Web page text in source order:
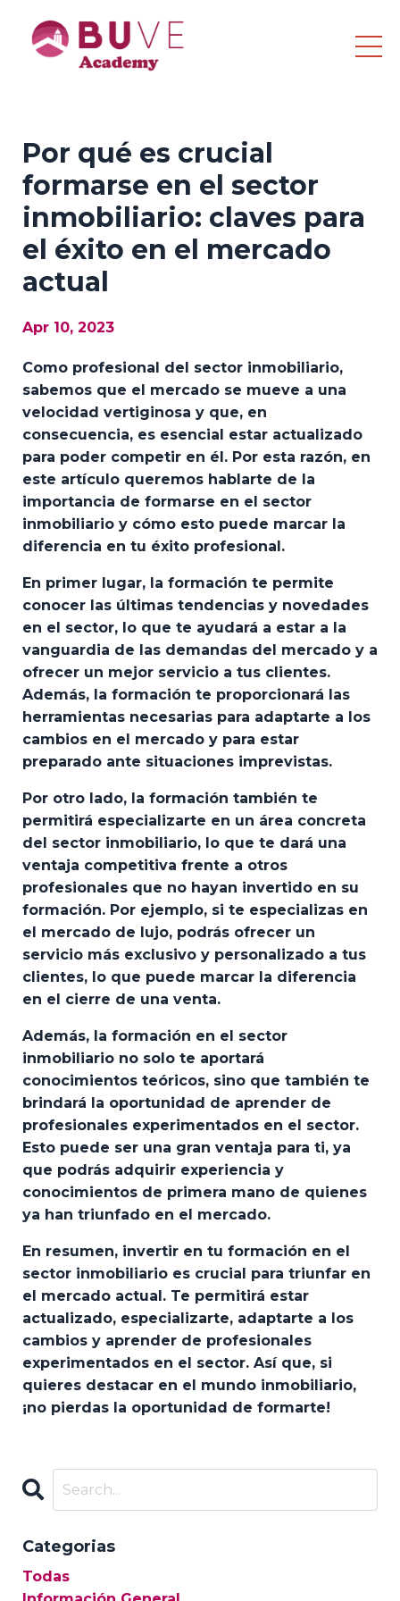
Por qué es crucial
formarse en el sector
inmobiliario: claves para
el éxito en el mercado
actual
Apr 10, 2023
Como profesional del sector inmobiliario,
sabemos que el mercado se mueve a una
velocidad vertiginosa y que, en
consecuencia, es esencial estar actualizado
para poder competir en él. Por esta razón, en
este artículo queremos hablarte de la
importancia de formarse en el sector
inmobiliario y cómo esto puede marcar la
diferencia en tu éxito profesional.
En primer lugar, la formación te permite
conocer las últimas tendencias y novedades
en el sector, lo que te ayudará a estar a la
vanguardia de las demandas del mercado y a
ofrecer un mejor servicio a tus clientes.
Además, la formación te proporcionará las
herramientas necesarias para adaptarte a los
cambios en el mercado y para estar
preparado ante situaciones imprevistas.
Por otro lado, la formación también te
permitirá especializarte en un área concreta
del sector inmobiliario, lo que te dará una
ventaja competitiva frente a otros
profesionales que no hayan invertido en su
formación. Por ejemplo, si te especializas en
el mercado de lujo, podrás ofrecer un
servicio más exclusivo y personalizado a tus
clientes, lo que puede marcar la diferencia
en el cierre de una venta.
Además, la formación en el sector
inmobiliario no solo te aportará
conocimientos teóricos, sino que también te
brindará la oportunidad de aprender de
profesionales experimentados en el sector.
Esto puede ser una gran ventaja para ti, ya
que podrás adquirir experiencia y
conocimientos de primera mano de quienes
ya han triunfado en el mercado.
En resumen, invertir en tu formación en el
sector inmobiliario es crucial para triunfar en
el mercado actual. Te permitirá estar
actualizado, especializarte, adaptarte a los
cambios y aprender de profesionales
experimentados en el sector. Así que, si
quieres destacar en el mundo inmobiliario,
¡no pierdas la oportunidad de formarte!
Categorias
Todas